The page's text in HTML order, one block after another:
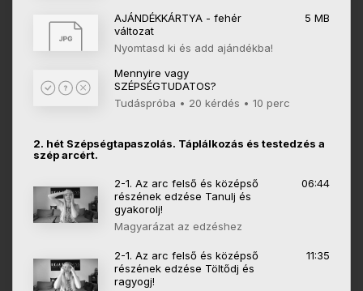
AJÁNDÉKKÁRTYA - fehér
változat
5 MB
Nyomtasd ki és add ajándékba!
Mennyire vagy
SZÉPSÉGTUDATOS?
Tudáspróba • 20 kérdés • 10 perc
2. hét Szépségtapaszolás. Táplálkozás és testedzés a
szép arcért.
2-1. Az arc felső és középső
részének edzése Tanulj és
gyakorolj!
06:44
Magyarázat az edzéshez
2-1. Az arc felső és középső
részének edzése Töltődj és
ragyogj!
11:35